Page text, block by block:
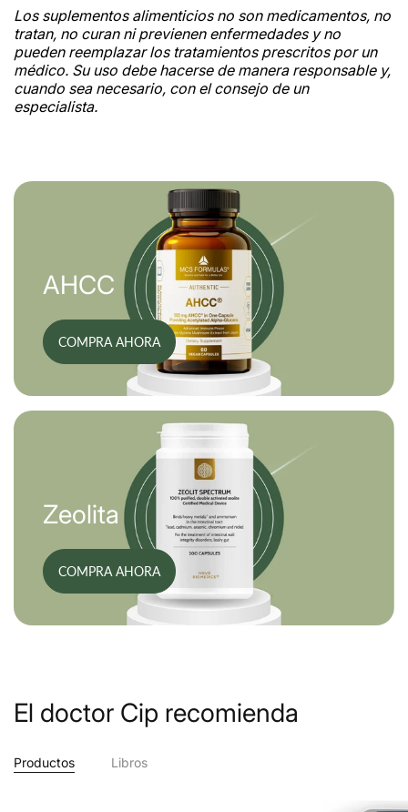
Los suplementos alimenticios no son medicamentos, no
tratan, no curan ni previenen enfermedades y no
pueden reemplazar los tratamientos prescritos por un
médico. Su uso debe hacerse de manera responsable y,
cuando sea necesario, con el consejo de un
especialista.
AHCC
COMPRA AHORA
Zeolita
COMPRA AHORA
El doctor Cip recomienda
Productos Libros